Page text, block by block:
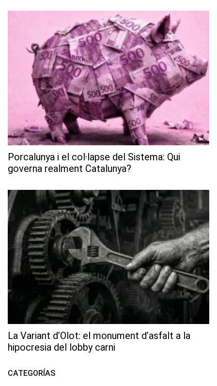
Porcalunya i el col·lapse del Sistema: Qui
governa realment Catalunya?
La Variant d’Olot: el monument d’asfalt a la
hipocresia del lobby carni
CATEGORÍAS